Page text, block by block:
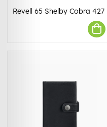
Revell 65 Shelby Cobra 427